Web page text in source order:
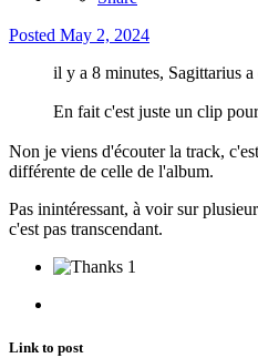
Posted May 2, 2024
il y a 8 minutes, Sagittarius a
En fait c'est juste un clip
Non je viens d'écouter la track,
différente de celle de l'album.
Pas inintéressant, à voir sur
c'est pas transcendant.
1
Link to post